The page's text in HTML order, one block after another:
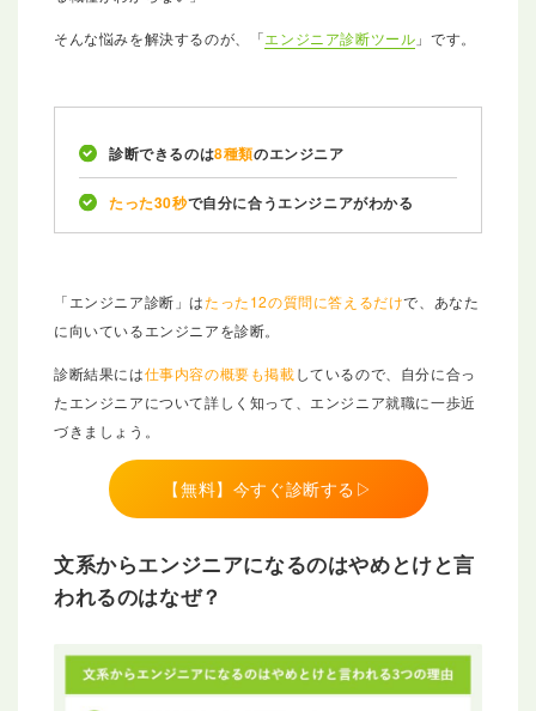
そんな悩みを解決するのが、「エンジニア診断ツール 」です。
診断できるのは8種類のエンジニア
たった30秒で自分に合うエンジニアがわかる
「エンジニア診断」はたった12の質問に答えるだけで、あなた
に向いているエンジニアを診断。
診断結果には仕事内容の概要も掲載しているので、自分に合っ
たエンジニアについて詳しく知って、エンジニア就職に一歩近
づきましょう。
【無料】今すぐ診断する▷
文系からエンジニアになるのはやめとけと言
われるのはなぜ？